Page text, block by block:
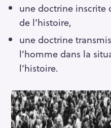
une doctrine inscrite
de l’histoire,
une doctrine
l’homme dans la
l’histoire.